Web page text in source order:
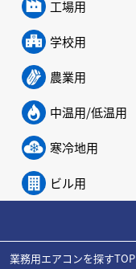
工場用
学校用
農業用
中温用/低温用
寒冷地用
ビル用
業務用エアコンを探すTOP